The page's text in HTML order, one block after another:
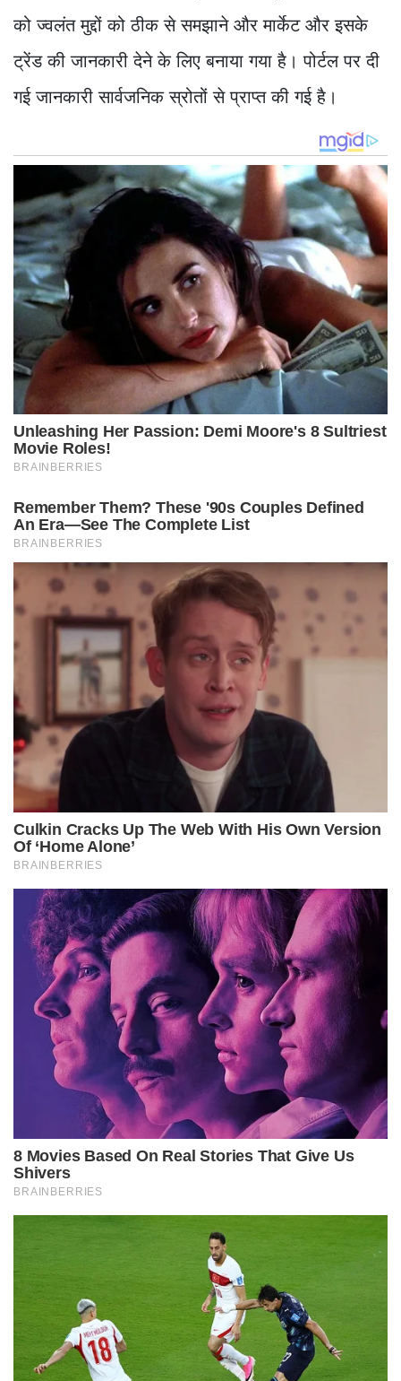
को ज्वलंत मुद्दों को ठीक से समझाने और मार्केट और इसके
ट्रेंड की जानकारी देने के लिए बनाया गया है। पोर्टल पर दी
गई जानकारी सार्वजनिक स्रोतों से प्राप्त की गई है।